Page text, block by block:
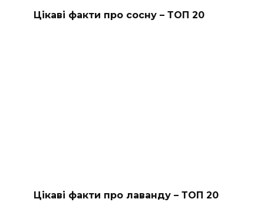
Цікаві факти про сосну – ТОП 20
Цікаві факти про лаванду – ТОП 20